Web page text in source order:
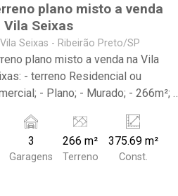
plano misto a venda
Vila Seixas
Vila Seixas - Ribeirão Preto/SP
plano misto a venda na Vila
- terreno Residencial ou
- Plano; - Murado; - 266m²; -
Setembro. - Ribeirão Imóveis,
em venda, compra e locação.
se em casa na Ribeirão Imóveis,
3
Garagens
266 m²
Terreno
375.69 m²
Const.